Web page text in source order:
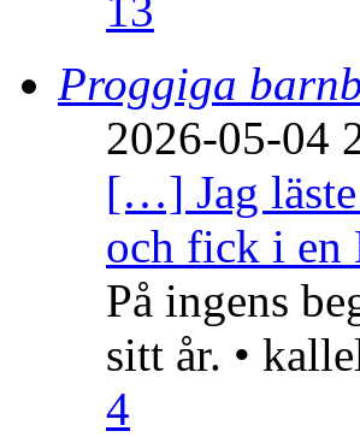
13
Proggiga
2026-05-04
[…] Jag läste
och fick i en
På ingens
sitt år. •
4